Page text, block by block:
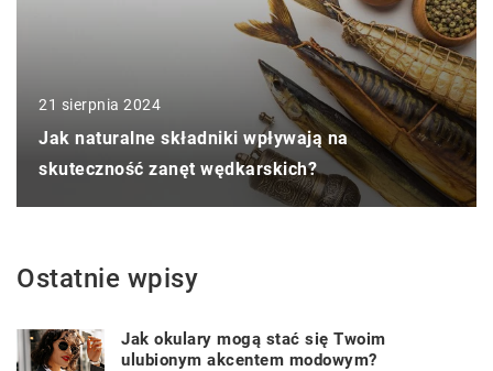
21 sierpnia 2024
Jak naturalne składniki wpływają na
skuteczność zanęt wędkarskich?
Ostatnie wpisy
Jak okulary mogą stać się Twoim
ulubionym akcentem modowym?